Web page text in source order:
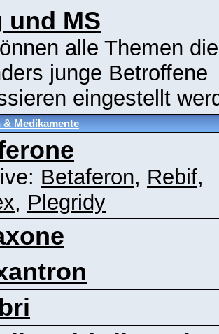
und MS
alle Themen die
junge Betroffene
eingestellt
Medikamente
Betaferon, Rebif,
, Plegridy